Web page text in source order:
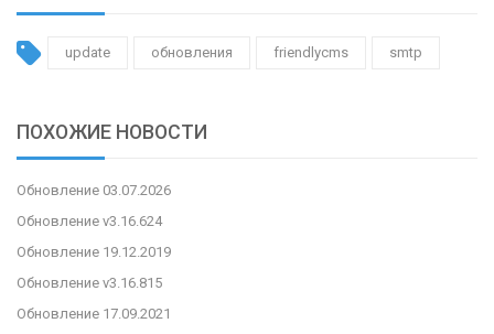
update обновления friendlycms smtp
ПОХОЖИЕ НОВОСТИ
Обновление 03.07.2026
Обновление v3.16.624
Обновление 19.12.2019
Обновление v3.16.815
Обновление 17.09.2021